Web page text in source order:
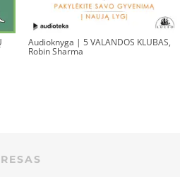
Audioknyga | 5 VALANDOS KLUBAS,
Robin Sharma